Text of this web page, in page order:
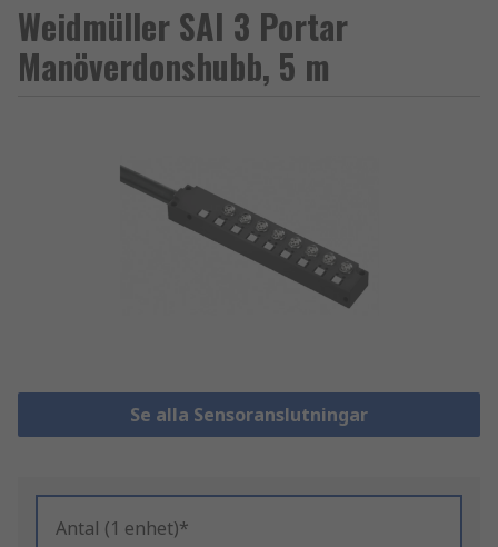
Weidmüller SAI 3 Portar
Manöverdonshubb, 5 m
Se alla Sensoranslutningar
Antal (1 enhet)*